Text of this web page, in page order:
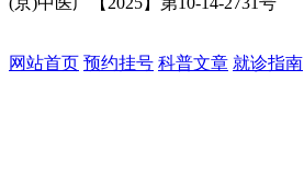
网站首页 预约挂号 科普文章 就诊指南